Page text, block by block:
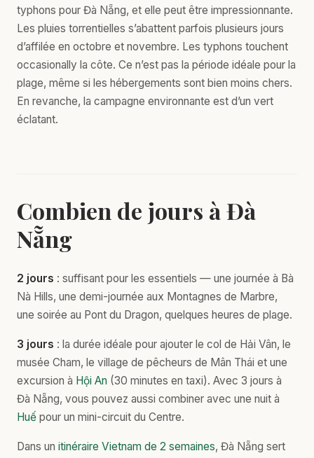
typhons pour Đà Nẵng, et elle peut être impressionnante.
Les pluies torrentielles s’abattent parfois plusieurs jours
d’affilée en octobre et novembre. Les typhons touchent
occasionally la côte. Ce n’est pas la période idéale pour la
plage, même si les hébergements sont bien moins chers.
En revanche, la campagne environnante est d’un vert
éclatant.
Combien de jours à Đà
Nẵng
2 jours : suffisant pour les essentiels — une journée à Bà
Nà Hills, une demi-journée aux Montagnes de Marbre,
une soirée au Pont du Dragon, quelques heures de plage.
3 jours : la durée idéale pour ajouter le col de Hải Vân, le
musée Cham, le village de pêcheurs de Mân Thái et une
excursion à Hội An (30 minutes en taxi). Avec 3 jours à
Đà Nẵng, vous pouvez aussi combiner avec une nuit à
Huế pour un mini-circuit du Centre.
Dans un itinéraire Vietnam de 2 semaines, Đà Nẵng sert